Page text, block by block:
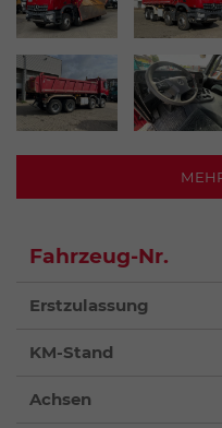
Fahrzeug-Nr.
Erstzulassung
KM-Stand
Achsen